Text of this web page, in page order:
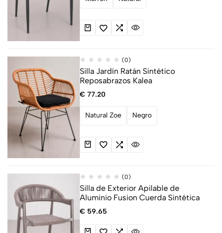
(0)
Silla Jardín Ratán Sintético
Reposabrazos Kalea
€ 77.20
Natural Zoe Negro
(0)
Silla de Exterior Apilable de
Aluminio Fusion Cuerda Sintética
€ 59.65